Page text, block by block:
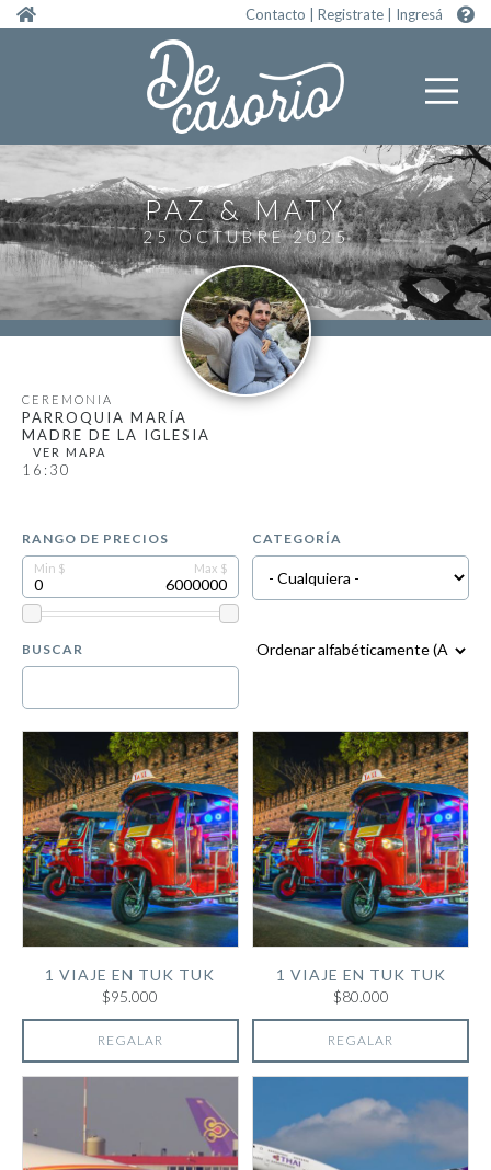
Pasar al contenido principal Contacto Registrate Ingresá
PAZ MATY
25 OCTUBRE 2025
CEREMONIA
PARROQUIA MARÍA
MADRE DE LA IGLESIA
16:30
RANGO DE PRECIOS CATEGORÍA
BUSCAR
1 VIAJE EN TUK TUK
$95.000
REGALAR
1 VIAJE EN TUK TUK
$80.000
REGALAR